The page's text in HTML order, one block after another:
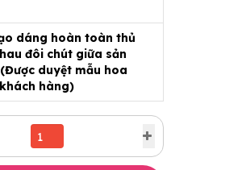
dáng hoàn toàn thủ
đôi chút giữa sản
duyệt mẫu hoa
hàng)